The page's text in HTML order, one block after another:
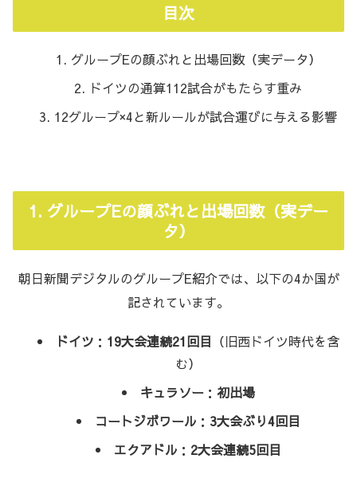
目次
グループEの顔ぶれと出場回数（実データ）
ドイツの通算112試合がもたらす重み
12グループ×4と新ルールが試合運びに与える影響
1. グループEの顔ぶれと出場回数（実デー
タ）
朝日新聞デジタルのグループE紹介では、以下の4か国が
記されています。
ドイツ ： 19大会連続21回目 （旧西ドイツ時代を含
む）
キュラソー： 初出場
コートジボワール ： 3大会ぶり4回目
エクアドル ： 2大会連続5回目